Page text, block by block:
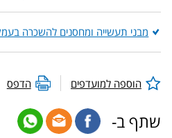
מבני תעשייה ומחסנים להשכרה
הוספה למועדפים הדפס
שתף ב-